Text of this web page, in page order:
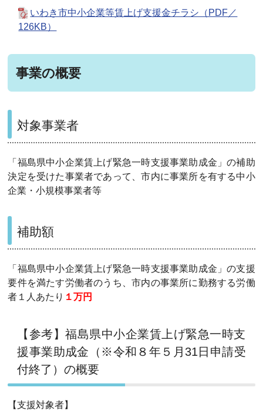
いわき市中小企業等賃上げ支援金チラシ（PDF／
126KB）
事業の概要
対象事業者
「福島県中小企業賃上げ緊急一時支援事業助成金」の補助
決定を受けた事業者であって、市内に事業所を有する中小
企業・小規模事業者等
補助額
「福島県中小企業賃上げ緊急一時支援事業助成金」の支援
要件を満たす労働者のうち、市内の事業所に勤務する労働
者１人あたり １万円
【参考】福島県中小企業賃上げ緊急一時支
援事業助成金（※令和８年５月31日申請受
付終了）の概要
【支援対象者】